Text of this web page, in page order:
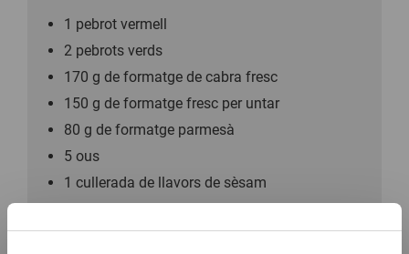
1 pebrot vermell
2 pebrots verds
170 g de formatge de cabra fresc
150 g de formatge fresc per untar
80 g de formatge parmesà
5 ous
1 cullerada de llavors de sèsam
Sal